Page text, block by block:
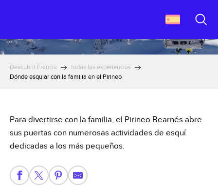
principal
Descubrir Francia
Todas las experiencias
Dónde esquiar con la familia en el Pirineo
Para divertirse con la familia, el Pirineo Bearnés abre
sus puertas con numerosas actividades de esquí
dedicadas a los más pequeños.